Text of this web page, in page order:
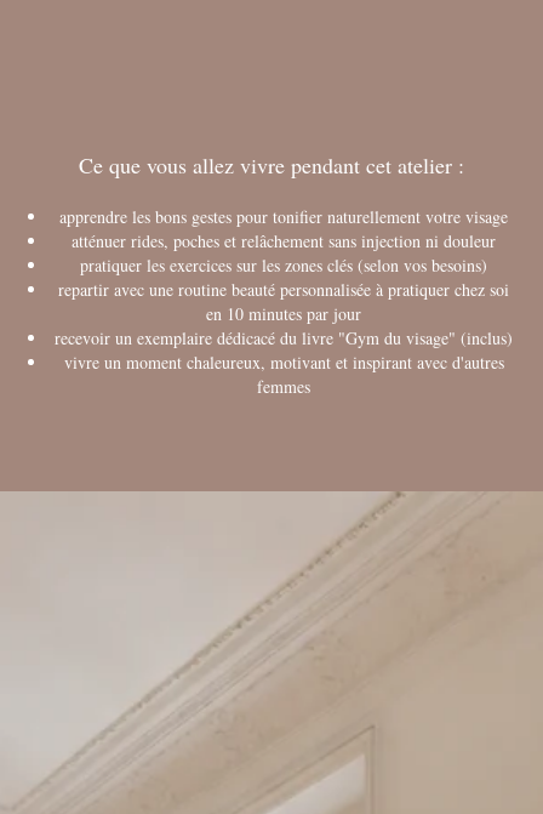
Ce que vous allez vivre pendant cet atelier :
apprendre les bons gestes pour tonifier naturellement votre visage
atténuer rides, poches et relâchement sans injection ni douleur
pratiquer les exercices sur les zones clés (selon vos besoins)
repartir avec une routine beauté personnalisée à pratiquer chez soi
en 10 minutes par jour
recevoir un exemplaire dédicacé du livre "Gym du visage" (inclus)
vivre un moment chaleureux, motivant et inspirant avec d'autres
femmes